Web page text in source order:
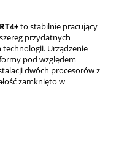
to stabilnie pracujący
przydatnych
Urządzenie
pod względem
dwóch procesorów z
zamknięto w